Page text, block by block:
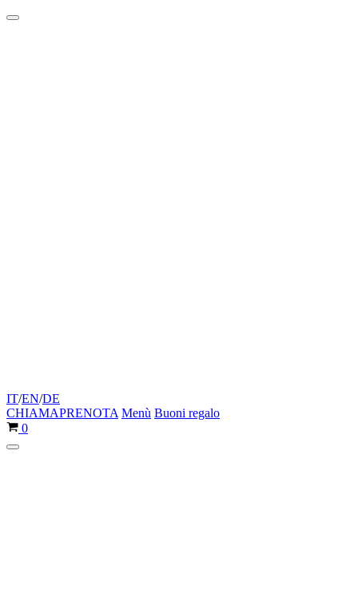
Menu
IT/EN/DE
CHIAMAPRENOTA Menù Buoni regalo
Carrello
0
Menu